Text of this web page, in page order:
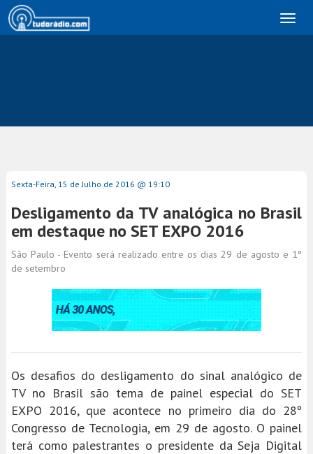
Sexta-Feira, 15 de Julho de 2016 @ 19:10
Desligamento da TV analógica no Brasil
em destaque no SET EXPO 2016
São Paulo - Evento será realizado entre os dias 29 de agosto e 1º
de setembro
Os desafios do desligamento do sinal analógico de
TV no Brasil são tema de painel especial do SET
EXPO 2016, que acontece no primeiro dia do 28º
Congresso de Tecnologia, em 29 de agosto. O painel
terá como palestrantes o presidente da Seja Digital